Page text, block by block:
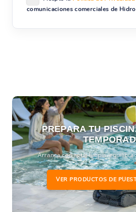
comunicaciones comerciales de
PREPARA TU
Arranca con agua limpia,
VER PRODUCTOS DE